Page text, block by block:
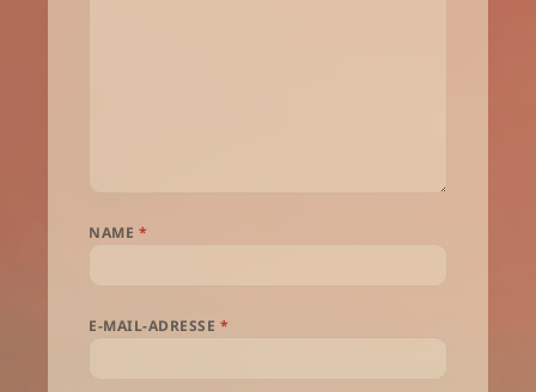
NAME *
E-MAIL-ADRESSE *